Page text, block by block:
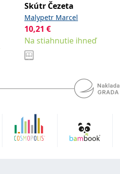
Skútr Čezeta
Malypetr Marcel
10,21 €
Na stiahnutie ihneď